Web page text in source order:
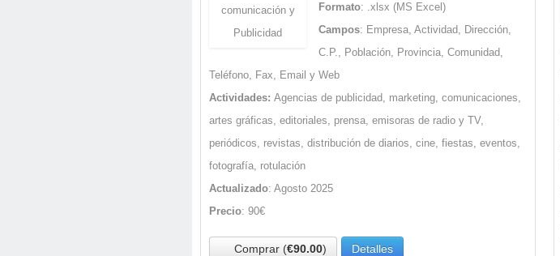
Formato: .xlsx (MS Excel)
Campos: Empresa, Actividad, Dirección,
C.P., Población, Provincia, Comunidad,
Teléfono, Fax, Email y Web
Actividades: Agencias de publicidad, marketing, comunicaciones,
artes gráficas, editoriales, prensa, emisoras de radio y TV,
periódicos, revistas, distribución de diarios, cine, fiestas, eventos,
fotografía, rotulación
Actualizado: Agosto 2025
Precio: 90€
Comprar (€90.00) Detalles